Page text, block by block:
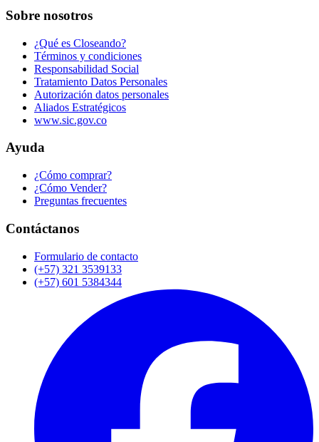
Sobre nosotros
¿Qué es Closeando?
Términos y condiciones
Responsabilidad Social
Tratamiento Datos Personales
Autorización datos personales
Aliados Estratégicos
www.sic.gov.co
Ayuda
¿Cómo comprar?
¿Cómo Vender?
Preguntas frecuentes
Contáctanos
Formulario de contacto
(+57) 321 3539133
(+57) 601 5384344